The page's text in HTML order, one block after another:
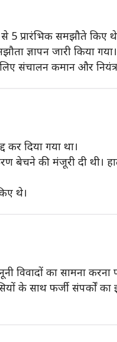
से 5 प्रारंभिक समझौते किए
ज्ञापन जारी किया गया।
संचालन कमान और
कर दिया गया था।
की मंजूरी दी थी।
थे।
विवादों का सामना करना
के साथ फर्जी संपर्कों